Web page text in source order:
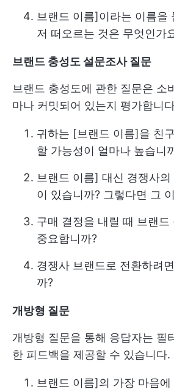
브랜드 이름]이라는 이름을
저 떠오르는 것은 무엇인가
브랜드 충성도 설문조사 질문
브랜드 충성도에 관한 질문은 소
마나 커밋되어 있는지 평가합니
귀하는 [브랜드 이름]을 친
할 가능성이 얼마나 높습니
브랜드 이름] 대신 경쟁사
이 있습니까? 그렇다면 그
구매 결정을 내릴 때 브랜드
중요합니까?
경쟁사 브랜드로 전환하려
까?
개방형 질문
개방형 질문을 통해 응답자는 필
한 피드백을 제공할 수 있습니다.
브랜드 이름]의 가장 마음